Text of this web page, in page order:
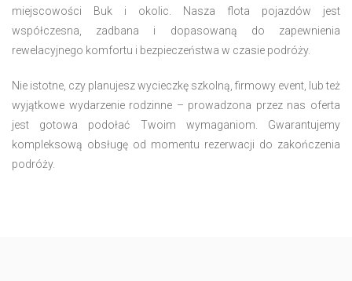
miejscowości Buk i okolic. Nasza flota pojazdów jest
współczesna, zadbana i dopasowaną do zapewnienia
rewelacyjnego komfortu i bezpieczeństwa w czasie podróży.
Nie istotne, czy planujesz wycieczkę szkolną, firmowy event, lub też
wyjątkowe wydarzenie rodzinne – prowadzona przez nas oferta
jest gotowa podołać Twoim wymaganiom. Gwarantujemy
kompleksową obsługę od momentu rezerwacji do zakończenia
podróży.